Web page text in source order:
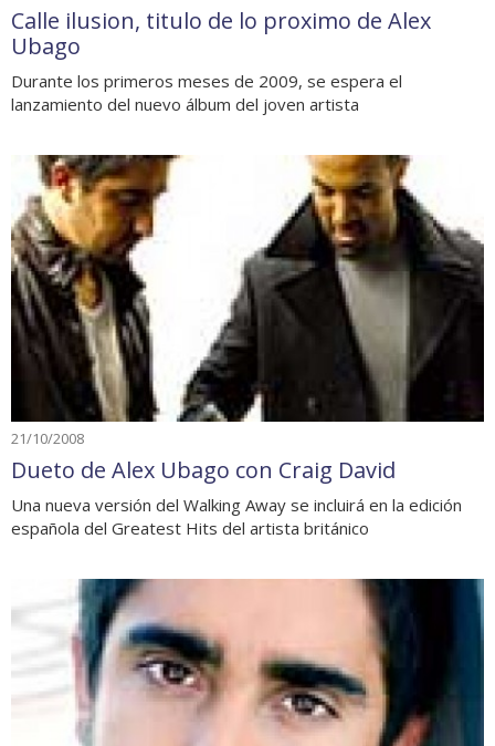
Calle ilusion, titulo de lo proximo de Alex
Ubago
Durante los primeros meses de 2009, se espera el
lanzamiento del nuevo álbum del joven artista
21/10/2008
Dueto de Alex Ubago con Craig David
Una nueva versión del Walking Away se incluirá en la edición
española del Greatest Hits del artista británico